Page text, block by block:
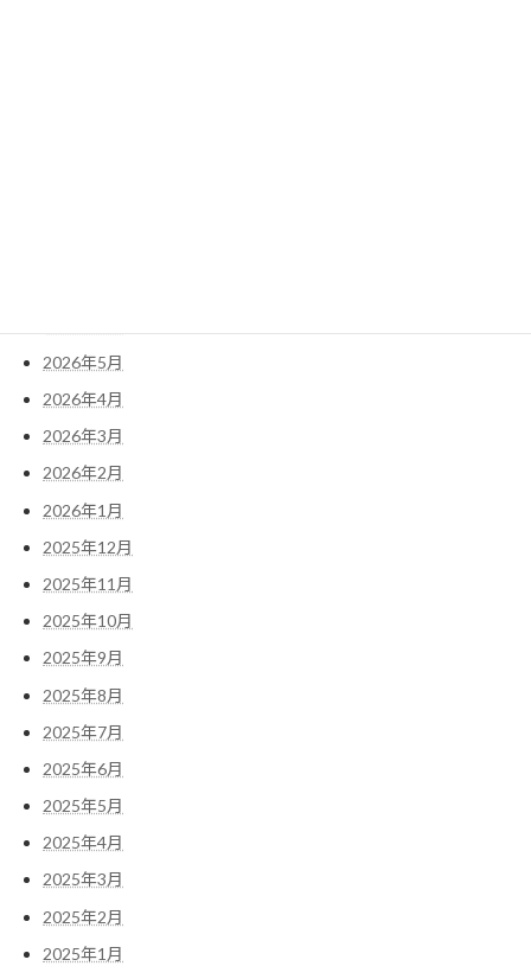
2026年5月
2026年4月
2026年3月
2026年2月
2026年1月
2025年12月
2025年11月
2025年10月
2025年9月
2025年8月
2025年7月
2025年6月
2025年5月
2025年4月
2025年3月
2025年2月
2025年1月